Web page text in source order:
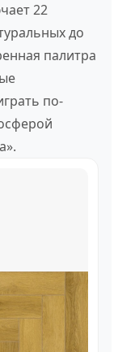
22
до
палитра
по-